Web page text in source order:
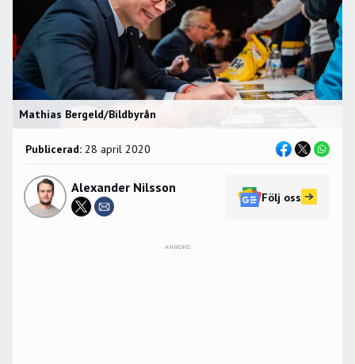
Mathias Bergeld/Bildbyrån
Publicerad: 28 april 2020
Alexander Nilsson
Följ oss
ANNONS